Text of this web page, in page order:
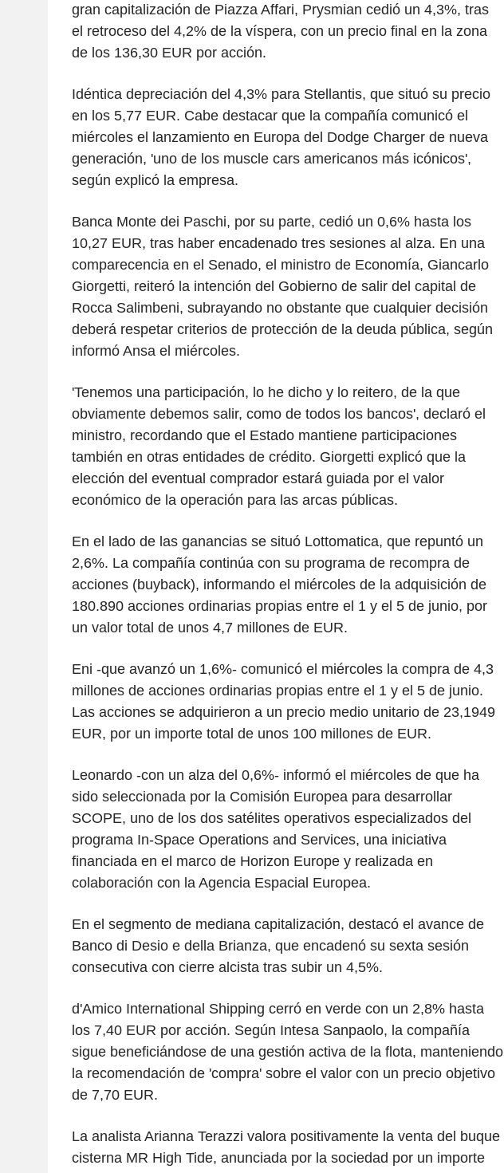
gran capitalización de Piazza Affari, Prysmian cedió un 4,3%, tras
el retroceso del 4,2% de la víspera, con un precio final en la zona
de los 136,30 EUR por acción.
Idéntica depreciación del 4,3% para Stellantis, que situó su precio
en los 5,77 EUR. Cabe destacar que la compañía comunicó el
miércoles el lanzamiento en Europa del Dodge Charger de nueva
generación, 'uno de los muscle cars americanos más icónicos',
según explicó la empresa.
Banca Monte dei Paschi, por su parte, cedió un 0,6% hasta los
10,27 EUR, tras haber encadenado tres sesiones al alza. En una
comparecencia en el Senado, el ministro de Economía, Giancarlo
Giorgetti, reiteró la intención del Gobierno de salir del capital de
Rocca Salimbeni, subrayando no obstante que cualquier decisión
deberá respetar criterios de protección de la deuda pública, según
informó Ansa el miércoles.
'Tenemos una participación, lo he dicho y lo reitero, de la que
obviamente debemos salir, como de todos los bancos', declaró el
ministro, recordando que el Estado mantiene participaciones
también en otras entidades de crédito. Giorgetti explicó que la
elección del eventual comprador estará guiada por el valor
económico de la operación para las arcas públicas.
En el lado de las ganancias se situó Lottomatica, que repuntó un
2,6%. La compañía continúa con su programa de recompra de
acciones (buyback), informando el miércoles de la adquisición de
180.890 acciones ordinarias propias entre el 1 y el 5 de junio, por
un valor total de unos 4,7 millones de EUR.
Eni -que avanzó un 1,6%- comunicó el miércoles la compra de 4,3
millones de acciones ordinarias propias entre el 1 y el 5 de junio.
Las acciones se adquirieron a un precio medio unitario de 23,1949
EUR, por un importe total de unos 100 millones de EUR.
Leonardo -con un alza del 0,6%- informó el miércoles de que ha
sido seleccionada por la Comisión Europea para desarrollar
SCOPE, uno de los dos satélites operativos especializados del
programa In-Space Operations and Services, una iniciativa
financiada en el marco de Horizon Europe y realizada en
colaboración con la Agencia Espacial Europea.
En el segmento de mediana capitalización, destacó el avance de
Banco di Desio e della Brianza, que encadenó su sexta sesión
consecutiva con cierre alcista tras subir un 4,5%.
d'Amico International Shipping cerró en verde con un 2,8% hasta
los 7,40 EUR por acción. Según Intesa Sanpaolo, la compañía
sigue beneficiándose de una gestión activa de la flota, manteniendo
la recomendación de 'compra' sobre el valor con un precio objetivo
de 7,70 EUR.
La analista Arianna Terazzi valora positivamente la venta del buque
cisterna MR High Tide, anunciada por la sociedad por un importe